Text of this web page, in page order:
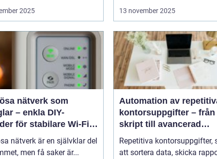
2025 13 november 2025
nätverk som
– enkla DIY-
för stabilare Wi-Fi i
nätverk är en självklar del
men få saker är...
Automation av
kontorsuppgifter – från
skript till avancerad
programvara
Repetitiva kontorsuppgifter,
att sortera data, skicka